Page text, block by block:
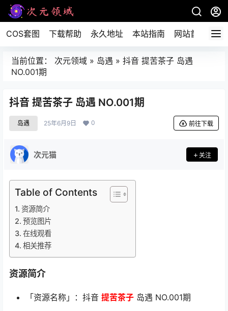
COS套图 下载帮助 永久地址 本站指南 网站首页
当前位置： 次元领域 » 岛遇 » 抖音 提苦茶子 岛遇
NO.001期
抖音 提苦茶子 岛遇 NO.001期
岛遇 25年6月9日 0 前往下载
次元猫 关注
Table of Contents
资源简介
预览图片
在线观看
相关推荐
资源简介
「资源名称」：抖音 提苦茶子 岛遇 NO.001期